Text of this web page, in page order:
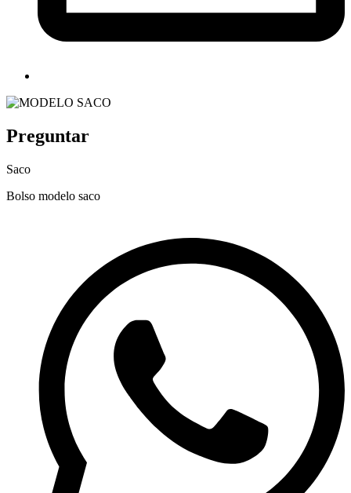
Preguntar
Saco
Bolso modelo saco